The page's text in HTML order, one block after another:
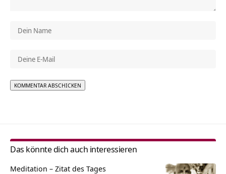
Das könnte dich auch interessieren
Meditation – Zitat des Tages